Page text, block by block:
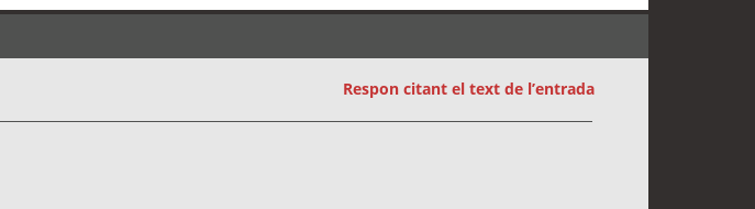
Respon citant el text de l’entrada